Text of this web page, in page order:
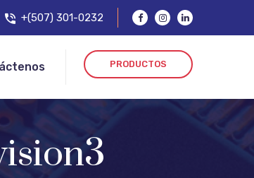
+(507) 301-0232
PRODUCTOS